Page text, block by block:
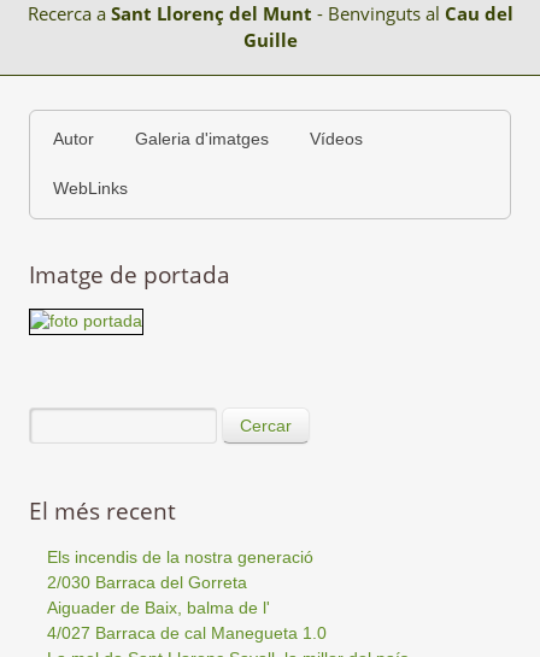
Recerca a Sant Llorenç del Munt - Benvinguts al Cau del
Guille
Autor Galeria d'imatges Vídeos
WebLinks
Imatge de portada
Cercar
El més recent
Els incendis de la nostra generació
2/030 Barraca del Gorreta
Aiguader de Baix, balma de l'
4/027 Barraca de cal Manegueta 1.0